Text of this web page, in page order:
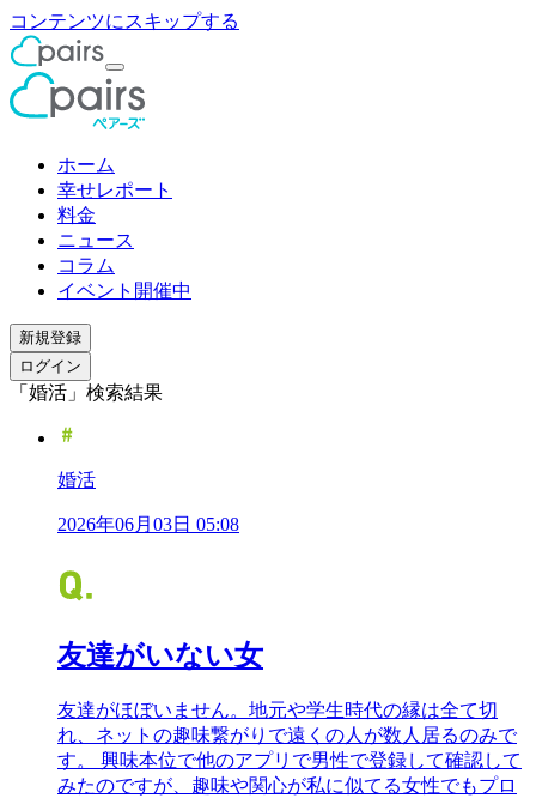
コンテンツにスキップする
ホーム
幸せレポート
料金
ニュース
コラム
イベント開催中
新規登録
ログイン
「婚活」検索結果
婚活
2026年06月03日 05:08
友達がいない女
友達がほぼいません。地元や学生時代の縁は全て切
れ、ネットの趣味繋がりで遠くの人が数人居るのみで
す。 興味本位で他のアプリで男性で登録して確認して
みたのですが、趣味や関心が私に似てる女性でもプロ